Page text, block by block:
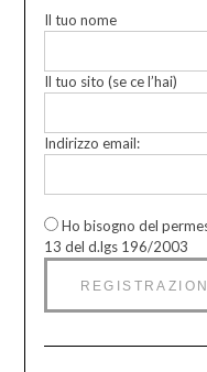
Il tuo nome
Il tuo sito (se ce l’hai)
Indirizzo email:
Ho bisogno del
13 del d.lgs 196/2003